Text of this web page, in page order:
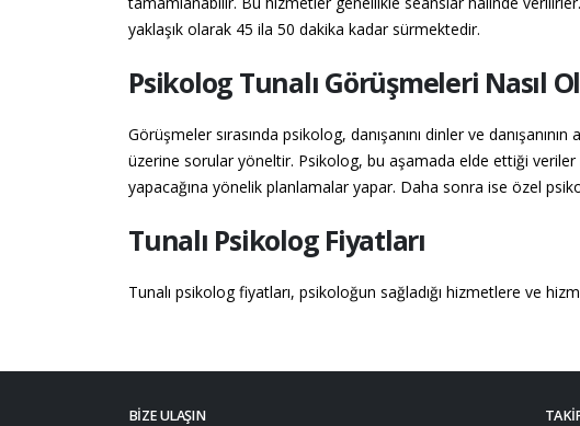
yaklaşık olarak 45 ila 50 dakika kadar sürmektedir.
Psikolog Tunalı Görüşmeleri Nasıl
Görüşmeler sırasında psikolog, danışanını dinler ve
üzerine sorular yöneltir. Psikolog, bu aşamada elde ettiği
yapacağına yönelik planlamalar yapar. Daha sonra ise özel
Tunalı Psikolog Fiyatları
Tunalı psikolog fiyatları, psikoloğun sağladığı hizmetlere ve
BIZE ULAŞIN